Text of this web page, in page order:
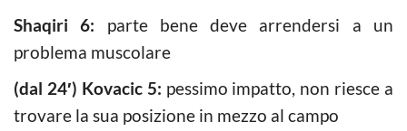
Shaqiri 6: parte bene deve arrendersi a un
problema muscolare
(dal 24′) Kovacic 5: pessimo impatto, non riesce a
trovare la sua posizione in mezzo al campo